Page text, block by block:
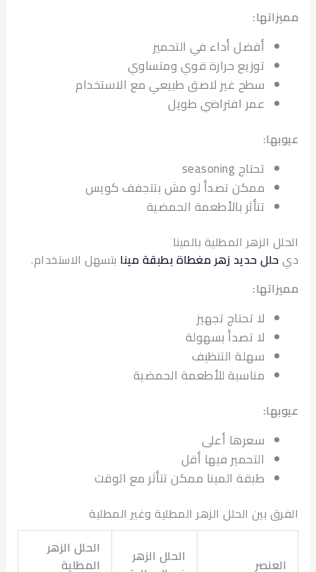
أفضل أداء في التحمير
توزيع حرارة قوي ومتساوي
سطح غير لاصق طبيعي مع الاستخدام
عمر افتراضي طويل
تحتاج seasoning
ممكن تصدأ لو مش بتتجفف كويس
تتأثر بالأطعمة الحمضية
الزهر المطلية بالمينا
حلل حديد زهر مغطاة بطبقة مينابتسهل الاستخدام.
لا تحتاج تجهيز
لا تصدأ بسهولة
سهلة التنظيف
مناسبة للأطعمة الحمضية
سعرها أعلى
التحمير فيها أقل
طبقة المينا ممكن تتأثر مع الوقت
بين الحلل الزهر المطلية وغير المطلية
الحلل الزهر
الحلل الزهر
المطلية